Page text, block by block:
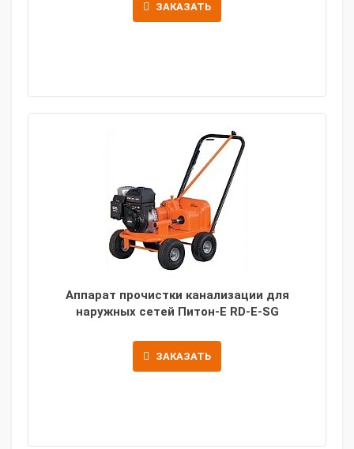
ЗАКАЗАТЬ
Аппарат прочистки канализации для
наружных сетей Питон-E RD-E-SG
ЗАКАЗАТЬ